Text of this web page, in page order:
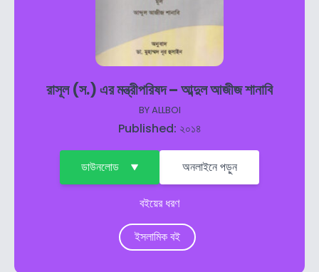
রাসূল (স.) এর মন্ত্রীপরিষদ – আব্দুল আজীজ শানাবি
BYALLBOI
Published: ২০১৪
ডাউনলোড অনলাইনে পড়ুন
বইয়ের ধরণ
ইসলামিক বই